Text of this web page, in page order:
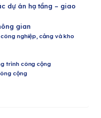
dự án hạ tầng – giao
gian
nghiệp, cảng và kho
trình công cộng
cộng